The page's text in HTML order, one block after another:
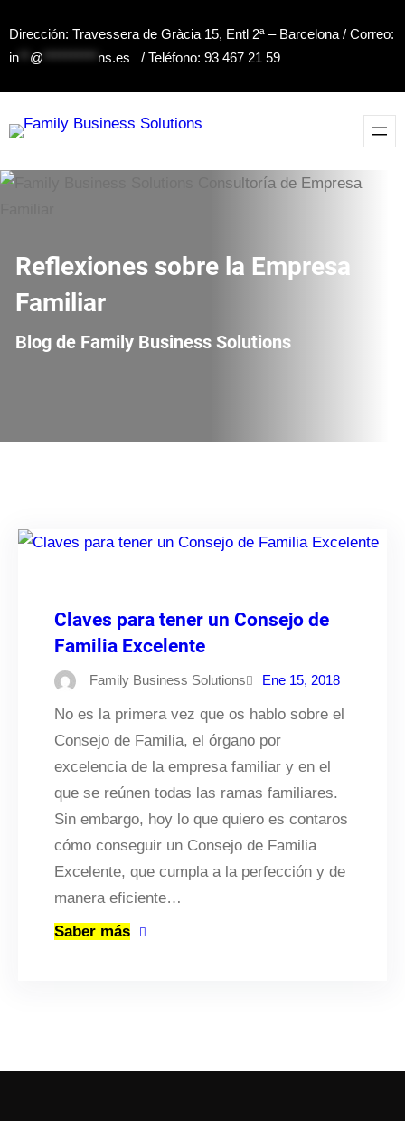
al
contenido
Dirección: Travessera de Gràcia 15, Entl 2ª – Barcelona / Correo:
in
@ ns.es / Teléfono: 93 467 21 59
Reflexiones sobre la Empresa
Familiar
Blog de Family Business Solutions
Claves para tener un Consejo de
Familia Excelente
Family Business Solutions Ene 15, 2018
No es la primera vez que os hablo sobre el
Consejo de Familia, el órgano por
excelencia de la empresa familiar y en el
que se reúnen todas las ramas familiares.
Sin embargo, hoy lo que quiero es contaros
cómo conseguir un Consejo de Familia
Excelente, que cumpla a la perfección y de
manera eficiente…
Saber más